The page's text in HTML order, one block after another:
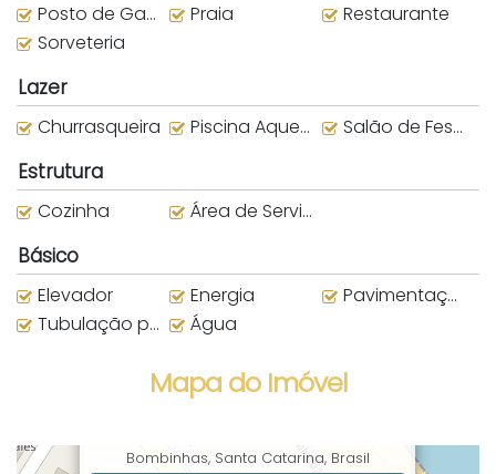
Posto de Gasolina
Praia
Restaurante
Sorveteria
Lazer
Churrasqueira Piscina Aquecida Salão de Festas
Estrutura
Cozinha Área de Serviço
Básico
Elevador Energia
Pavimentação
Tubulação para água quente
Água
Mapa do Imóvel
Bombinhas, Santa Catarina, Brasil